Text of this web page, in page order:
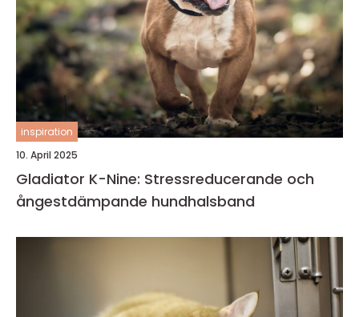
inspiration
10. April 2025
Gladiator K-Nine: Stressreducerande och
ångestdämpande hundhalsband